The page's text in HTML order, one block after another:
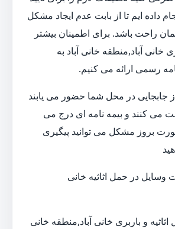
داده ایم تا از بابت عدم ایجاد مشکل
راحت باشد. برای اطمینان بیشتر
خانی آباد,منطقه خانی آباد به
رسمی ارائه می کنیم.
جابجایی در محل شما حضور می یابند
می کنند و بیمه نامه ای درج می
بروز مشکل می توانید پیگیری
سلامت وسایل در حمل اثاثیه خانی
و باربری خانی آباد,منطقه خانی